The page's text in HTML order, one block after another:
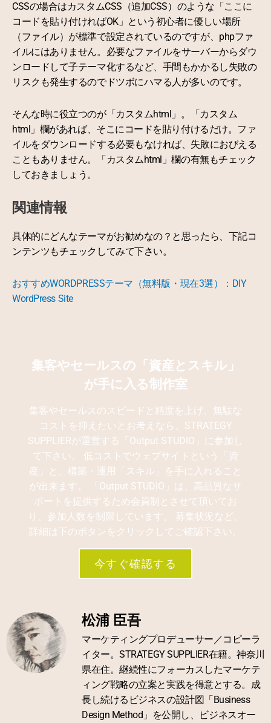
CSSの場合はカスタムCSS（追加CSS）のような「ここに
コードを貼り付ければOK」という初心者に優しい場所
（ファイル）が標準で設定されているのですが、phpファ
イルにはありません。必要なファイルをサーバーからダウ
ンロードして子テーマ化するなど、手間もかかるし失敗の
リスクも発生するのでドツボにハマる人が多いのです。
そんな時に役立つのが「カスタムhtml」。「カスタム
html」欄があれば、そこにコードを貼り付けるだけ。ファ
イルをダウンロードする必要もなければ、失敗におびえる
こともありません。「カスタムhtml」欄の有無もチェック
しておきましょう。
関連情報
具体的にどんなテーマがお勧めなの？と思ったら、下記コ
ンテンツもチェックしてみて下さい。
おすすめWORDPRESSテーマ（無料版・現在3選）：DIY
WordPress Site
集客やセールスの「資産とスキル」
が手に入る制作室
集客やセールスのスピードと精度を上げ、無駄な
コストを抑えたいとお考えなら、STRATEGY
SUPPLIERが運営する「Output STUDIO」に参加し
て下さい。 低コストでウェブサイトという「資
産」と、構築・運用「スキル」を手に入れること
が出来ます。 「Output STUDIO」は、高品質なサ
ポートを提供するため会員制とさせて頂いてお
り、参加人数を制限しています。 募集状況など、
詳細は下のボタンをクリックしてご確認下さい。
今すぐ確認する
松浦 臣吾
マーケティングプロデューサー／コピーラ
イター。STRATEGY SUPPLIER在籍。神奈川
県在住。継続性にフォーカスしたマーケテ
ィング戦略の立案と実践を得意とする。成
長し続けるビジネスの設計図「Business
Design Method」を公開し、ビジネスオー